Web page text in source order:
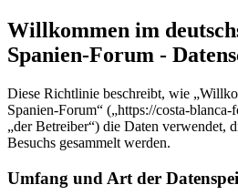
Willkommen im
Spanien-Forum -
Diese Richtlinie beschreibt, wie
Spanien-Forum“ („https://costa-
„der Betreiber“) die Daten verwendet,
Besuchs gesammelt werden.
Umfang und Art der